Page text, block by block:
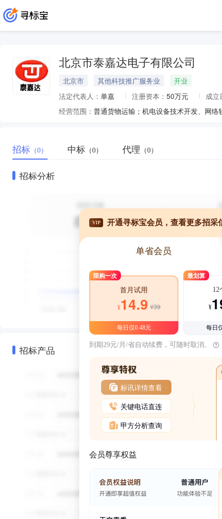
北京市泰嘉达电子有限公司
北京市 其他科技推广服务业
开业
法定代表人： 单嘉 注册资本： 50万元
成立
经营范围：
招标 （0） 中标 （0） 代理 （0）
招标分析
招标产品
VIP 开通寻标宝会员，查看更多招采
单省会员
限购一次
首月试用
¥14.9 ¥39
每日仅0.48元
最划算
12
¥
每日
到期29元/月/省自动续费，可随时取消。
标讯详情查看
关键电话直连
甲方分析查询
会员尊享权益